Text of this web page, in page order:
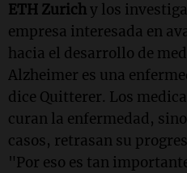
ETH Zurichy los
empresa interesada en
hacia el desarrollo de
Alzheimer es una
dice Quitterer. Los
curan la enfermedad,
casos, retrasan su
"Por eso es tan